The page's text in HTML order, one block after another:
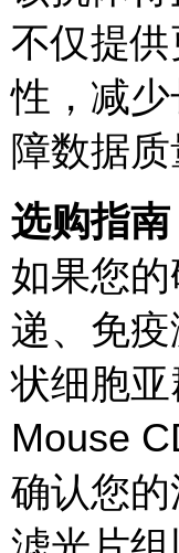
不仅提
性，减
障数据
选购指南
如果您
递、免
状细胞
Mouse
确认您